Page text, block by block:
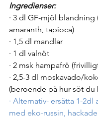
Ingredienser:
· 3 dl GF-mjöl blandning
amaranth, tapioca)
· 1,5 dl mandlar
· 1 dl valnöt
· 2 msk hampafrö
· 2,5-3 dl moskavado/
(beroende på hur söt du
· Alternativ- ersätta 1-2dl
med eko-russin,